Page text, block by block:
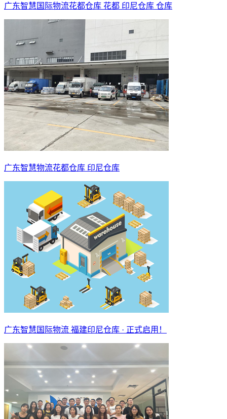
广东智慧国际物流花都仓库 花都 印尼仓库 仓库
广东智慧物流花都仓库 印尼仓库
广东智慧国际物流 福建印尼仓库 · 正式启用！